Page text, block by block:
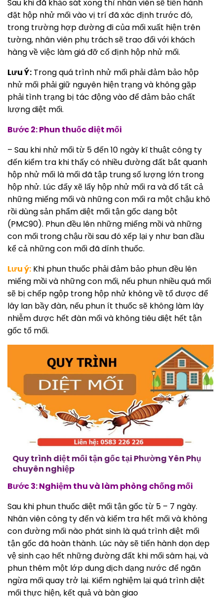
Sau khi đã khảo sát xong thì nhân viên sẽ tiến hành
đặt hộp nhử mối vào vị trí đã xác định trước đó,
trong trường hợp đường đi của mối xuất hiện trên
tường, nhân viên phụ trách sẽ trao đổi với khách
hàng về việc làm giá đỡ cố định hộp nhử mối.
Lưu Ý: Trong quá trình nhử mối phải đảm bảo hộp
nhử mối phải giữ nguyên hiện trạng và không gặp
phải tình trạng bị tác động vào để đảm bảo chất
lượng diệt mối.
Bước 2: Phun thuốc diệt mối
– Sau khi nhử mối từ 5 đến 10 ngày kĩ thuật công ty
đến kiểm tra khi thấy có nhiều đường đất bắt quanh
hộp nhử mối là mối đã tập trung số lượng lớn trong
hộp nhử. Lúc đấy xẽ lấy hộp nhử mối ra và đổ tất cả
những miếng mối và những con mối ra một chậu khô
rồi dùng sản phẩm diệt mối tận gốc dạng bột
(PMC90). Phun đều lên những miếng mồi và những
con mối trong chậu rồi sau đó xếp lại y như ban đầu
kể cả những con mối đã dính thuốc.
Lưu ý: Khi phun thuốc phải đảm bảo phun đều lên
miếng mồi và những con mối, nếu phun nhiều quá mối
sẽ bị chếp ngộp trong hộp nhử không về tổ được để
lây lan bầy đàn, nếu phun ít thuốc sẽ không làm lây
nhiễm được hết đàn mối và không tiêu diệt hết tận
gốc tổ mối.
Quy trình diệt mối tận gốc tại Phường Yên Phụ
chuyên nghiệp
Bước 3: Nghiệm thu và làm phòng chống mối
Sau khi phun thuốc diệt mối tận gốc từ 5 – 7 ngày.
Nhân viên công ty đến và kiểm tra hết mối và không
con đường mối nào phát sinh là quá trình diệt mối
tận gốc đã hoàn thành. Lúc này sẽ tiến hành dọn dẹp
vệ sinh cạo hết những đường đất khi mối sâm hại, và
phun thêm một lớp dung dịch dạng nước để ngăn
ngừa mối quay trở lại. Kiểm nghiệm lại quá trình diệt
mối thực hiện, kết quả và bàn giao